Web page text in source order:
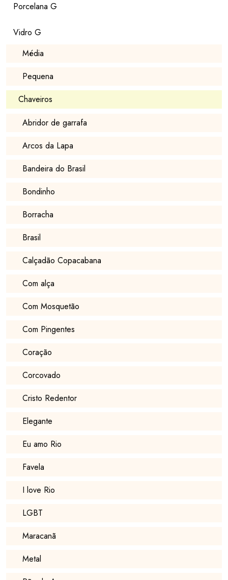
Porcelana G
Vidro G
Média
Pequena
Chaveiros
Abridor de garrafa
Arcos da Lapa
Bandeira do Brasil
Bondinho
Borracha
Brasil
Calçadão Copacabana
Com alça
Com Mosquetão
Com Pingentes
Coração
Corcovado
Cristo Redentor
Elegante
Eu amo Rio
Favela
I love Rio
LGBT
Maracanã
Metal